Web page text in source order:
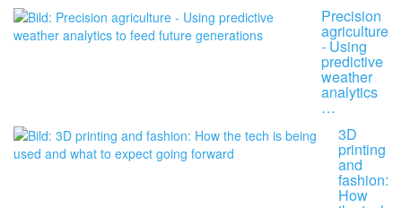
Precision
agriculture
- Using
predictive
weather
analytics
…
3D
printing
and
fashion:
How